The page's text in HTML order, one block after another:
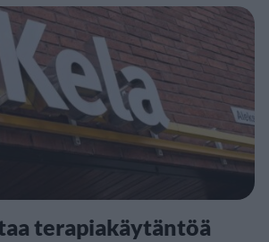
terapiakäytäntöä